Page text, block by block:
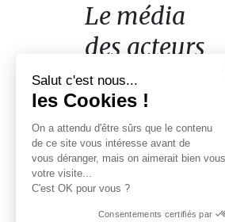
acteurs
de
l'engagement
Le média
des acteurs
de
Salut c'est nous...
les Cookies !
On a attendu d'être sûrs que le contenu
de ce site vous intéresse avant de
vous déranger, mais on aimerait bien
votre visite...
C'est OK pour vous ?
Consentements certifiés par